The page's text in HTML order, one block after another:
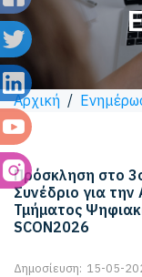
Αρχική /
Πρόσκληση στο
Συνέδριο για
Τμήματος
SCON2026
Δημοσίευση: 15-05-